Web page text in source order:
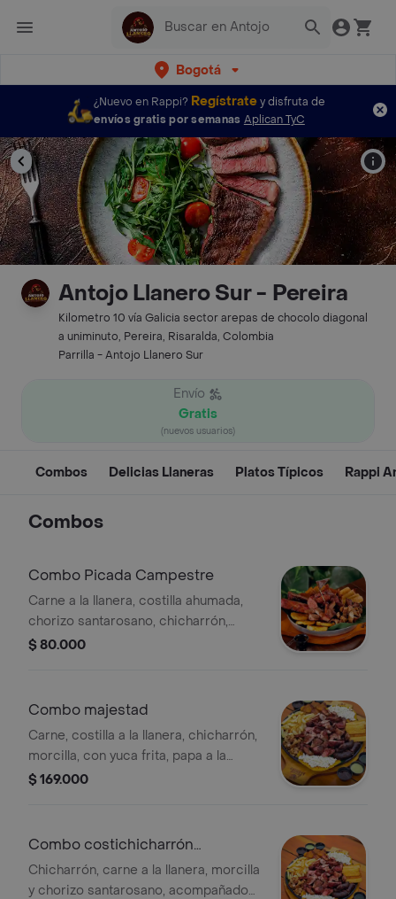
Bogotá
¿Nuevo en Rappi? Regístratey disfruta de
envíos gratis por semanas Aplican TyC
Antojo Llanero Sur - Pereira
Kilometro 10 vía Galicia sector arepas de chocolo diagonal
a uniminuto, Pereira, Risaralda, Colombia
Parrilla - Antojo Llanero Sur
Envío
Gratis
(nuevos usuarios)
Combos Delicias Llaneras Platos Típicos Rappi
Combos
Combo Picada Campestre
Carne a la llanera, costilla ahumada,
chorizo santarosano, chicharrón,
morcilla, acompañados de yuca frita,
personas.
$ 80.000
Combo majestad
Carne, costilla a la llanera, chicharrón,
morcilla, con yuca frita, papa a la
francesa, piña caramelizada, arepa de
guacamole y para 4-5 personas.
$ 169.000
Combo costichicharrón
monumental
Chicharrón, carne a la llanera, morcilla
y chorizo santarosano, acompañados